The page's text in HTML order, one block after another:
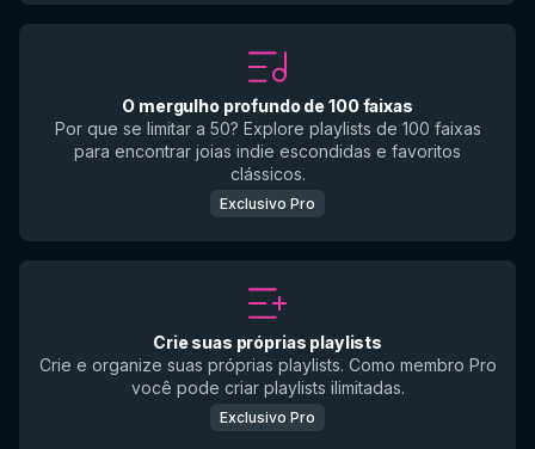
O mergulho profundo de 100 faixas
Por que se limitar a 50? Explore playlists de 100 faixas
para encontrar joias indie escondidas e favoritos
clássicos.
Exclusivo Pro
Crie suas próprias playlists
Crie e organize suas próprias playlists. Como membro Pro
você pode criar playlists ilimitadas.
Exclusivo Pro